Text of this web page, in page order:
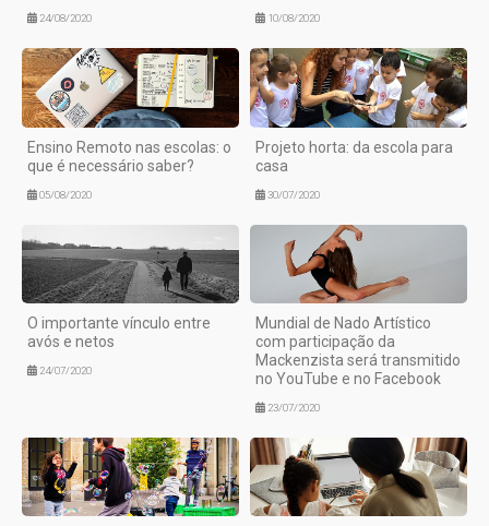
24/08/2020 10/08/2020
Ensino Remoto nas escolas: o
que é necessário saber?
05/08/2020
Projeto horta: da escola para
casa
30/07/2020
O importante vínculo entre
avós e netos
24/07/2020
Mundial de Nado Artístico
com participação da
Mackenzista será transmitido
no YouTube e no Facebook
23/07/2020